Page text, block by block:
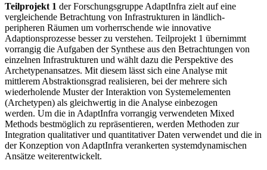
Teilprojekt 1 der Forschungsgruppe AdaptInfra zielt auf eine
vergleichende Betrachtung von Infrastrukturen in ländlich-
peripheren Räumen um vorherrschende wie innovative
Adaptionsprozesse besser zu verstehen. Teilprojekt 1 übernimmt
vorrangig die Aufgaben der Synthese aus den Betrachtungen von
einzelnen Infrastrukturen und wählt dazu die Perspektive des
Archetypenansatzes. Mit diesem lässt sich eine Analyse mit
mittlerem Abstraktionsgrad realisieren, bei der mehrere sich
wiederholende Muster der Interaktion von Systemelementen
(Archetypen) als gleichwertig in die Analyse einbezogen
werden. Um die in AdaptInfra vorrangig verwendeten Mixed
Methods bestmöglich zu repräsentieren, werden Methoden zur
Integration qualitativer und quantitativer Daten verwendet und die in
der Konzeption von AdaptInfra verankerten systemdynamischen
Ansätze weiterentwickelt.